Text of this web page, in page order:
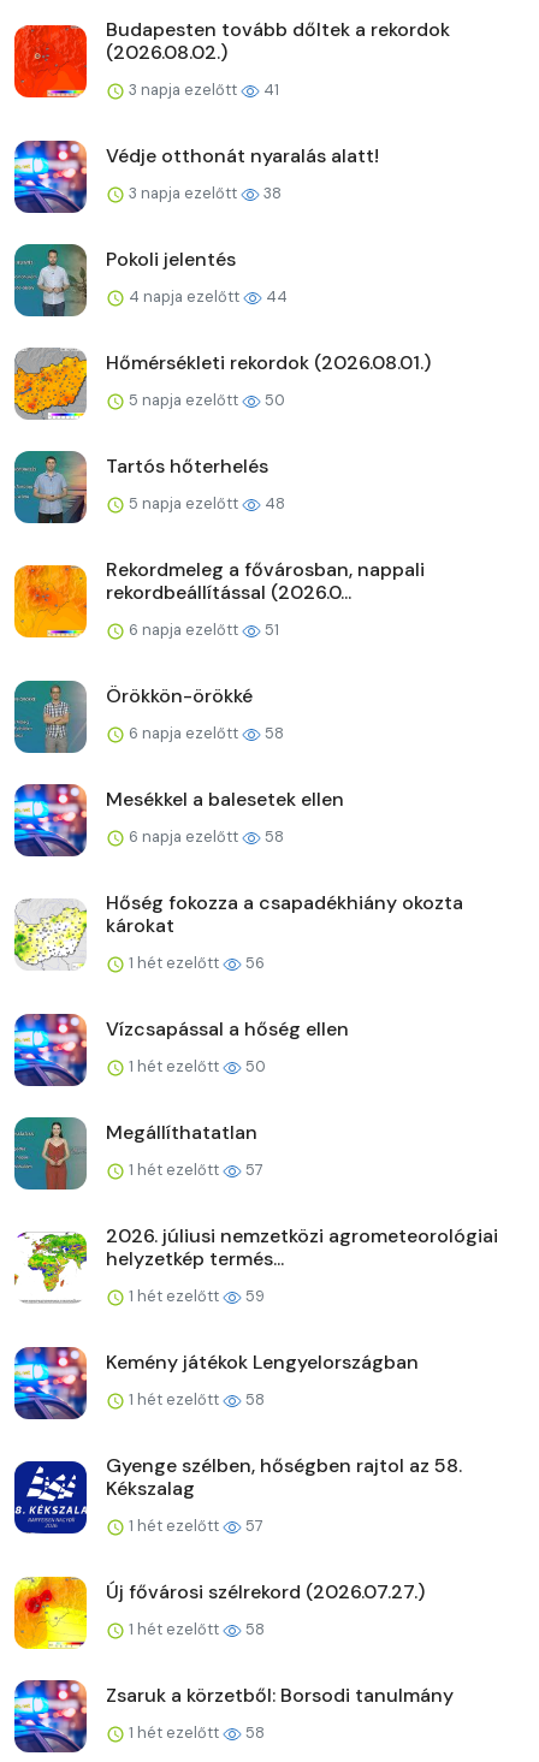
Budapesten tovább dőltek a rekordok
(2026.08.02.)
3 napja ezelőtt 41
Védje otthonát nyaralás alatt!
3 napja ezelőtt 38
Pokoli jelentés
4 napja ezelőtt 44
Hőmérsékleti rekordok (2026.08.01.)
5 napja ezelőtt 50
Tartós hőterhelés
5 napja ezelőtt 48
Rekordmeleg a fővárosban, nappali
rekordbeállítással (2026.0...
6 napja ezelőtt 51
Örökkön-örökké
6 napja ezelőtt 58
Mesékkel a balesetek ellen
6 napja ezelőtt 58
Hőség fokozza a csapadékhiány okozta
károkat
1 hét ezelőtt 56
Vízcsapással a hőség ellen
1 hét ezelőtt 50
Megállíthatatlan
1 hét ezelőtt 57
2026. júliusi nemzetközi agrometeorológiai
helyzetkép termés...
1 hét ezelőtt 59
Kemény játékok Lengyelországban
1 hét ezelőtt 58
Gyenge szélben, hőségben rajtol az 58.
Kékszalag
1 hét ezelőtt 57
Új fővárosi szélrekord (2026.07.27.)
1 hét ezelőtt 58
Zsaruk a körzetből: Borsodi tanulmány
1 hét ezelőtt 58